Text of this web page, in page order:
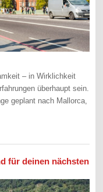
– in Wirklichkeit
überhaupt sein.
geplant nach Mallorca,
für deinen nächsten